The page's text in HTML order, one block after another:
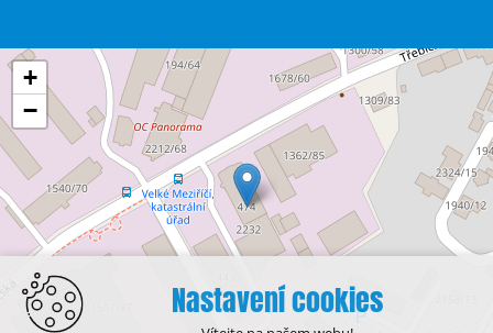
+
−
Nastavení cookies